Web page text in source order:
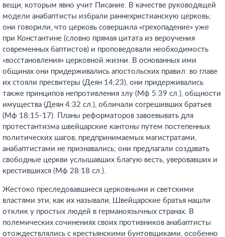
вещи, которым явно учит Писание. В качестве руководящей
модели анабаптисты избрали раннехристианскую церковь;
они говорили, что церковь совершила «грехопадение» уже
при Константине (словно прямая цитата из вероучения
современных баптистов) и проповедовали необходимость
«восстановления» церковной жизни. В основанных ими
общинах они придерживались апостольских правил: во главе
их стояли пресвитеры (Деян 14:23), они придерживались
также принципов непротивления злу (Мф 5:39 сл.), общности
имущества (Деян 4:32 сл.), обличали согрешивших братьев
(Мф 18:15-17). Планы реформаторов завоевывать для
протестантизма швейцарские кантоны путем постепенных
политических шагов, предпринимаемых магистратами,
анабаптистами не признавались; они предлагали создавать
свободные церкви услышавших благую весть, уверовавших и
крестившихся (Мф 28:18 сл.).
Жестоко преследовавшиеся церковными и светскими
властями эти, как их называли, Швейцарские братья нашли
отклик у простых людей в германоязычных странах. В
полемических сочинениях своих противников анабаптисты
отождествлялись с крестьянскими бунтовщиками, особенно